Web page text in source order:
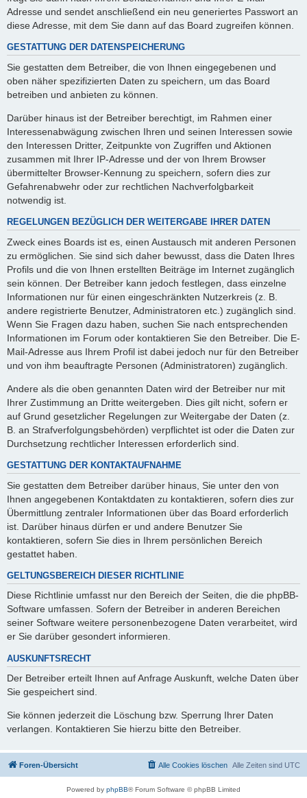
Adresse und sendet anschließend ein neu generiertes Passwort an
diese Adresse, mit dem Sie dann auf das Board zugreifen können.
GESTATTUNG DER DATENSPEICHERUNG
Sie gestatten dem Betreiber, die von Ihnen eingegebenen und
oben näher spezifizierten Daten zu speichern, um das Board
betreiben und anbieten zu können.
Darüber hinaus ist der Betreiber berechtigt, im Rahmen einer
Interessenabwägung zwischen Ihren und seinen Interessen sowie
den Interessen Dritter, Zeitpunkte von Zugriffen und Aktionen
zusammen mit Ihrer IP-Adresse und der von Ihrem Browser
übermittelter Browser-Kennung zu speichern, sofern dies zur
Gefahrenabwehr oder zur rechtlichen Nachverfolgbarkeit
notwendig ist.
REGELUNGEN BEZÜGLICH DER WEITERGABE IHRER DATEN
Zweck eines Boards ist es, einen Austausch mit anderen Personen
zu ermöglichen. Sie sind sich daher bewusst, dass die Daten Ihres
Profils und die von Ihnen erstellten Beiträge im Internet zugänglich
sein können. Der Betreiber kann jedoch festlegen, dass einzelne
Informationen nur für einen eingeschränkten Nutzerkreis (z. B.
andere registrierte Benutzer, Administratoren etc.) zugänglich sind.
Wenn Sie Fragen dazu haben, suchen Sie nach entsprechenden
Informationen im Forum oder kontaktieren Sie den Betreiber. Die E-
Mail-Adresse aus Ihrem Profil ist dabei jedoch nur für den Betreiber
und von ihm beauftragte Personen (Administratoren) zugänglich.
Andere als die oben genannten Daten wird der Betreiber nur mit
Ihrer Zustimmung an Dritte weitergeben. Dies gilt nicht, sofern er
auf Grund gesetzlicher Regelungen zur Weitergabe der Daten (z.
B. an Strafverfolgungsbehörden) verpflichtet ist oder die Daten zur
Durchsetzung rechtlicher Interessen erforderlich sind.
GESTATTUNG DER KONTAKTAUFNAHME
Sie gestatten dem Betreiber darüber hinaus, Sie unter den von
Ihnen angegebenen Kontaktdaten zu kontaktieren, sofern dies zur
Übermittlung zentraler Informationen über das Board erforderlich
ist. Darüber hinaus dürfen er und andere Benutzer Sie
kontaktieren, sofern Sie dies in Ihrem persönlichen Bereich
gestattet haben.
GELTUNGSBEREICH DIESER RICHTLINIE
Diese Richtlinie umfasst nur den Bereich der Seiten, die die phpBB-
Software umfassen. Sofern der Betreiber in anderen Bereichen
seiner Software weitere personenbezogene Daten verarbeitet, wird
er Sie darüber gesondert informieren.
AUSKUNFTSRECHT
Der Betreiber erteilt Ihnen auf Anfrage Auskunft, welche Daten über
Sie gespeichert sind.
Sie können jederzeit die Löschung bzw. Sperrung Ihrer Daten
verlangen. Kontaktieren Sie hierzu bitte den Betreiber.
Foren-Übersicht Alle Zeiten sind UTC
Alle Cookies löschen
Powered by phpBB® Forum Software © phpBB Limited